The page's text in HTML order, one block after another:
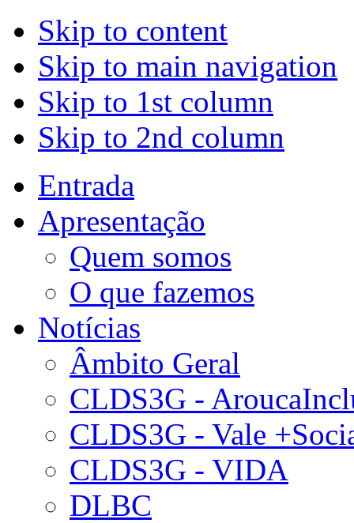
Skip to content
Skip to main navigation
Skip to 1st column
Skip to 2nd column
Entrada
Apresentação
Quem somos
O que fazemos
Notícias
Âmbito Geral
CLDS3G -
CLDS3G - Vale
CLDS3G - VIDA
DLBC